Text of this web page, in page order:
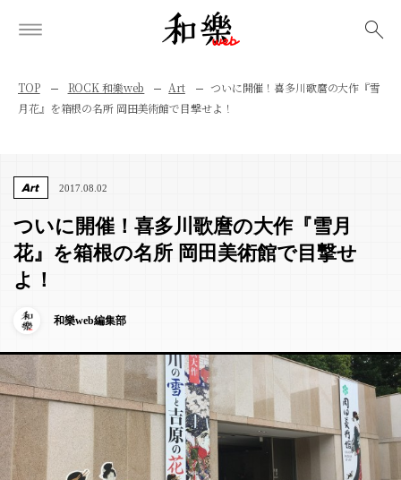
TOP ROCK 和樂web Art
ついに開催！喜多川歌麿の大作『雪
月花』を箱根の名所 岡田美術館で目撃せよ！
Art 2017.08.02
ついに開催！喜多川歌麿の大作『雪月
花』を箱根の名所 岡田美術館で目撃せ
よ！
和樂web編集部